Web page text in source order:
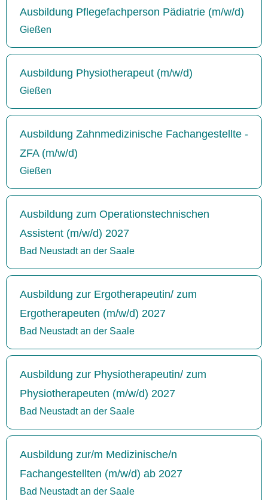
Ausbildung Pflegefachperson Pädiatrie (m/w/d)
Gießen
Ausbildung Physiotherapeut (m/w/d)
Gießen
Ausbildung Zahnmedizinische Fachangestellte -
ZFA (m/w/d)
Gießen
Ausbildung zum Operationstechnischen
Assistent (m/w/d) 2027
Bad Neustadt an der Saale
Ausbildung zur Ergotherapeutin/ zum
Ergotherapeuten (m/w/d) 2027
Bad Neustadt an der Saale
Ausbildung zur Physiotherapeutin/ zum
Physiotherapeuten (m/w/d) 2027
Bad Neustadt an der Saale
Ausbildung zur/m Medizinische/n
Fachangestellten (m/w/d) ab 2027
Bad Neustadt an der Saale